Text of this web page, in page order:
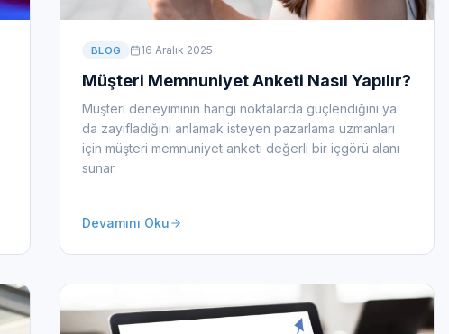
BLOG 16 Aralık 2025
Müşteri Memnuniyet Anketi Nasıl Yapılır?
Müşteri deneyiminin hangi noktalarda güçlendiğini ya
da zayıfladığını anlamak isteyen pazarlama uzmanları
için müşteri memnuniyet anketi değerli bir içgörü alanı
sunar.
Devamını Oku